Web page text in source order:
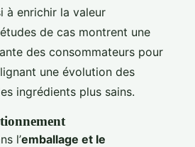
à enrichir la valeur
de cas montrent une
des consommateurs pour
une évolution des
ingrédients plus sains.
l’emballage et le